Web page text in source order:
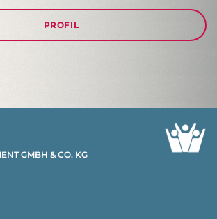
PROFIL
GMBH & CO. KG